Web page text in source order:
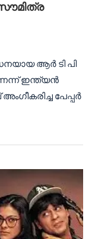
ആർ ടി പി
ഇന്ത്യൻ
പേപ്പർ